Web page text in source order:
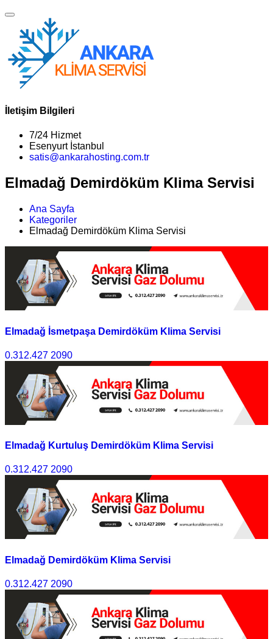
İletişim Bilgileri
7/24 Hizmet
Esenyurt İstanbul
satis@ankarahosting.com.tr
Elmadağ Demirdöküm Klima Servisi
Ana Sayfa
Kategoriler
Elmadağ Demirdöküm Klima Servisi
Elmadağ İsmetpaşa Demirdöküm Klima Servisi
0.312.427 2090
Elmadağ Kurtuluş Demirdöküm Klima Servisi
0.312.427 2090
Elmadağ Demirdöküm Klima Servisi
0.312.427 2090